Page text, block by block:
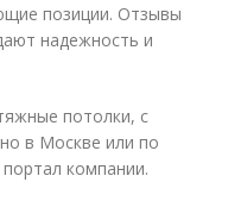
позиции. Отзывы
надежность и
потолки, с
в Москве или по
компании.